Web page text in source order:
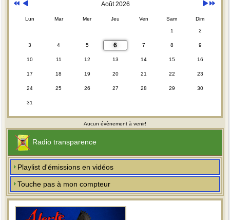
Août 2026
Lun Mar Mer Jeu Ven Sam Dim
1 2
3 4 5 6 7 8 9
10 11 12 13 14 15 16
17 18 19 20 21 22 23
24 25 26 27 28 29 30
31
Aucun évènement à venir!
Radio transparence
Playlist d'émissions en vidéos
Touche pas à mon compteur